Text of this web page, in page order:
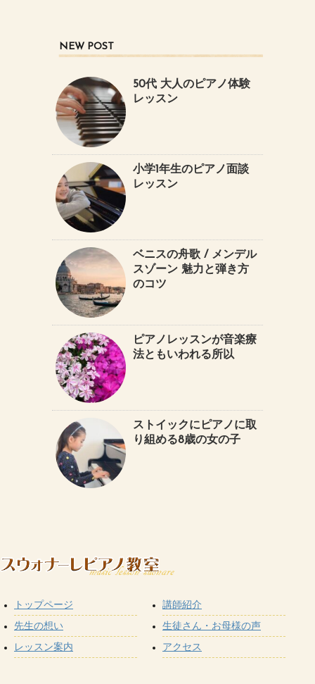
NEW POST
50代 大人のピアノ体験
レッスン
小学1年生のピアノ面談
レッスン
ベニスの舟歌 / メンデル
スゾーン 魅力と弾き方
のコツ
ピアノレッスンが音楽療
法ともいわれる所以
ストイックにピアノに取
り組める8歳の女の子
トップページ
先生の想い
レッスン案内
講師紹介
生徒さん・お母様の声
アクセス